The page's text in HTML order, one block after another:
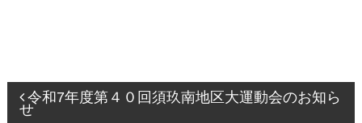
投
稿
令和7年度第４０回須玖南地区大運動会のお知ら
せ